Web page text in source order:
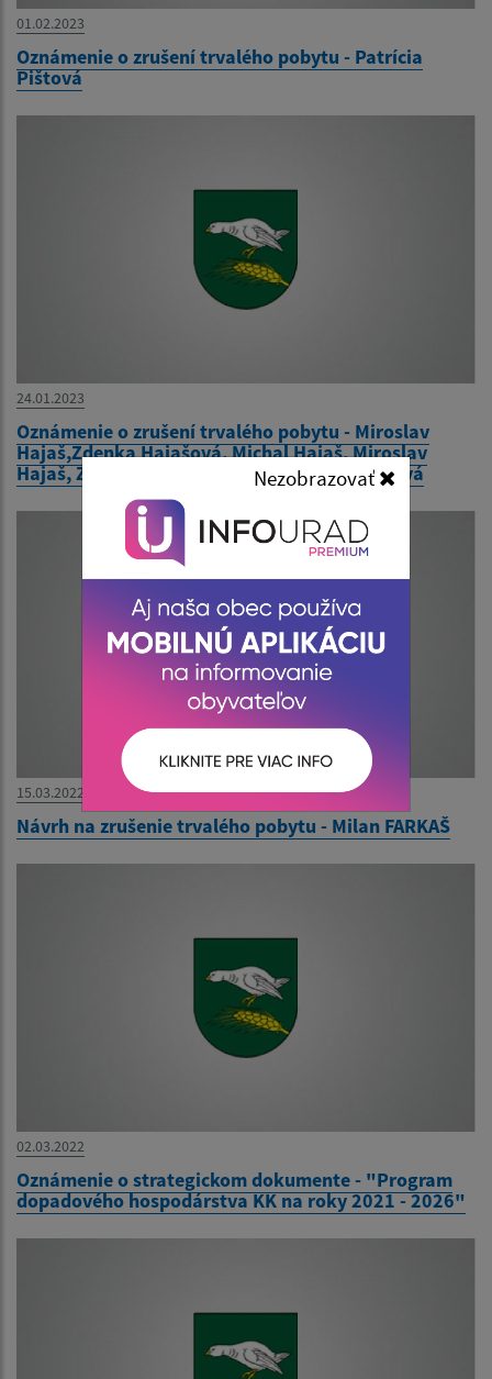
01.02.2023
Oznámenie o zrušení trvalého pobytu - Patrícia
Pištová
24.01.2023
Oznámenie o zrušení trvalého pobytu - Miroslav
Hajaš,Zdenka Hajašová, Michal Hajaš, Miroslav
Hajaš, Zdenka Hajašová, Layla Maria Hajašová
15.03.2022
Návrh na zrušenie trvalého pobytu - Milan FARKAŠ
02.03.2022
Oznámenie o strategickom dokumente - "Program
dopadového hospodárstva KK na roky 2021 - 2026"
Nezobrazovať